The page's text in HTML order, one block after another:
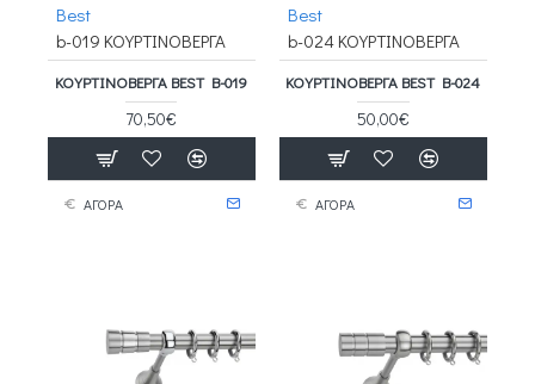
Best
b-019 ΚΟΥΡΤΙΝΟΒΕΡΓΑ
ΚΟΥΡΤΙΝΟΒΕΡΓΑ BEST B-019
70,50€
ΑΓΟΡΑ
Best
b-024 ΚΟΥΡΤΙΝΟΒΕΡΓΑ
ΚΟΥΡΤΙΝΟΒΕΡΓΑ BEST B-024
50,00€
ΑΓΟΡΑ